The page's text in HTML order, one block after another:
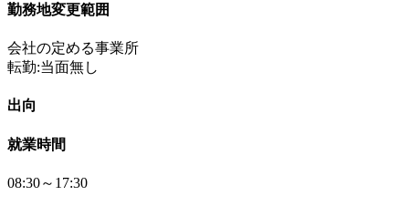
勤務地変更範囲
会社の定める事業所
転勤:当面無し
出向
就業時間
08:30～17:30